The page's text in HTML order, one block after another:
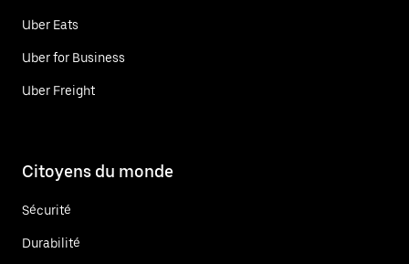
Uber Eats
Uber for Business
Uber Freight
Citoyens du monde
Sécurité
Durabilité